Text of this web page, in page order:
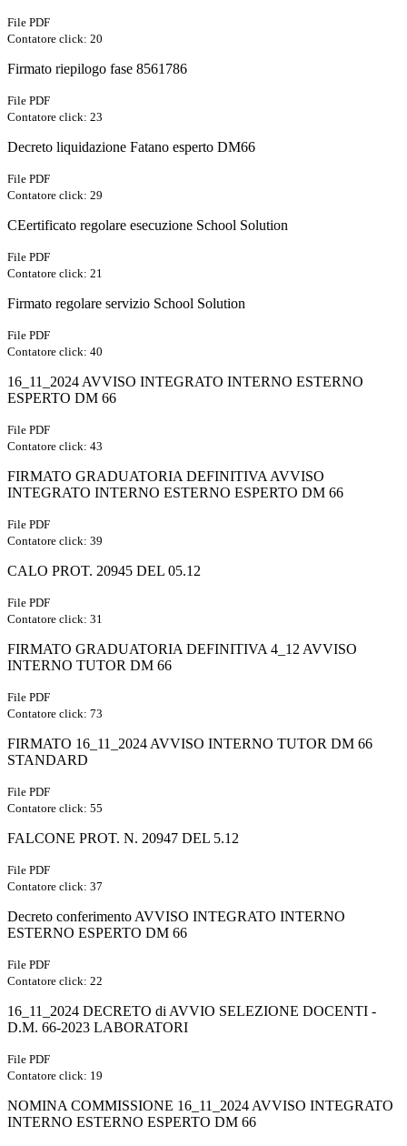
File PDF
Contatore click: 20
Firmato riepilogo fase 8561786
File PDF
Contatore click: 23
Decreto liquidazione Fatano esperto DM66
File PDF
Contatore click: 29
CEertificato regolare esecuzione School Solution
File PDF
Contatore click: 21
Firmato regolare servizio School Solution
File PDF
Contatore click: 40
16_11_2024 AVVISO INTEGRATO INTERNO ESTERNO
ESPERTO DM 66
File PDF
Contatore click: 43
FIRMATO GRADUATORIA DEFINITIVA AVVISO
INTEGRATO INTERNO ESTERNO ESPERTO DM 66
File PDF
Contatore click: 39
CALO PROT. 20945 DEL 05.12
File PDF
Contatore click: 31
FIRMATO GRADUATORIA DEFINITIVA 4_12 AVVISO
INTERNO TUTOR DM 66
File PDF
Contatore click: 73
FIRMATO 16_11_2024 AVVISO INTERNO TUTOR DM 66
STANDARD
File PDF
Contatore click: 55
FALCONE PROT. N. 20947 DEL 5.12
File PDF
Contatore click: 37
Decreto conferimento AVVISO INTEGRATO INTERNO
ESTERNO ESPERTO DM 66
File PDF
Contatore click: 22
16_11_2024 DECRETO di AVVIO SELEZIONE DOCENTI -
D.M. 66-2023 LABORATORI
File PDF
Contatore click: 19
NOMINA COMMISSIONE 16_11_2024 AVVISO INTEGRATO
INTERNO ESTERNO ESPERTO DM 66